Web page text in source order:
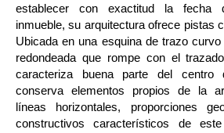
establecer con exactitud la fecha
inmueble, su arquitectura ofrece pistas
Ubicada en una esquina de trazo
redondeada que rompe con el
caracteriza buena parte del
conserva elementos propios de la
líneas horizontales, proporciones
constructivos característicos de